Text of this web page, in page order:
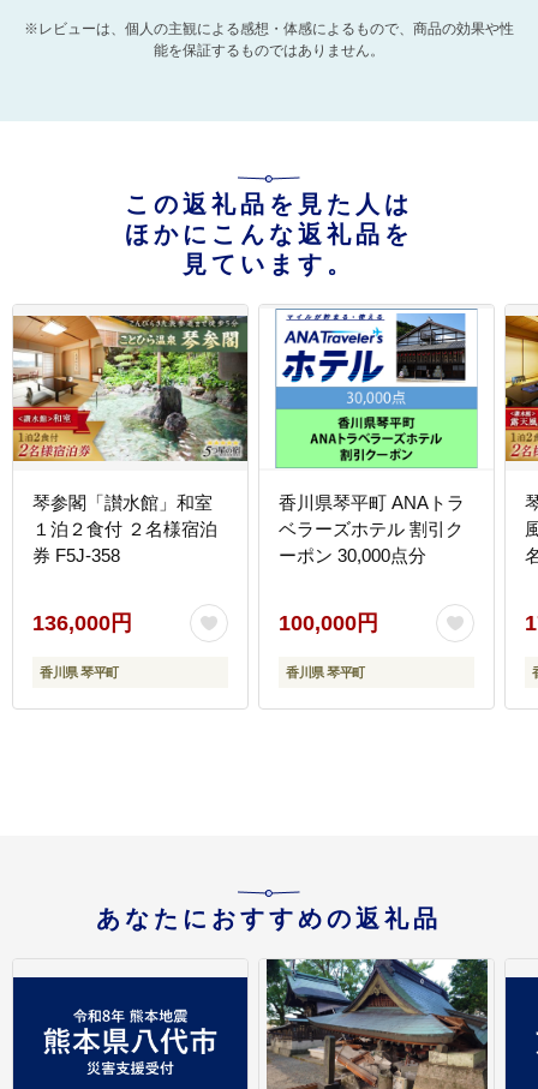
※レビューは、個人の主観による感想・体感によるもので、商品の効果や性
能を保証するものではありません。
この返礼品を見た人は
ほかにこんな返礼品を
見ています。
琴参閣「讃水館」和室
１泊２食付 ２名様宿泊
券 F5J-358
136,000円
香川県 琴平町
香川県琴平町 ANAトラ
ベラーズホテル 割引ク
ーポン 30,000点分
100,000円
香川県 琴平町
あなたにおすすめの返礼品